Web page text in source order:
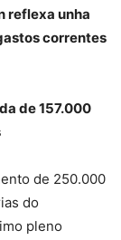
reflexa unha
correntes
de 157.000
de 250.000
do
pleno